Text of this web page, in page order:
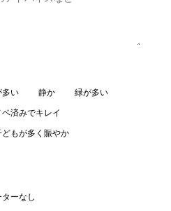
多い 静か 緑が多い
ベ済みでキレイ
どもが多く賑やか
ーなし